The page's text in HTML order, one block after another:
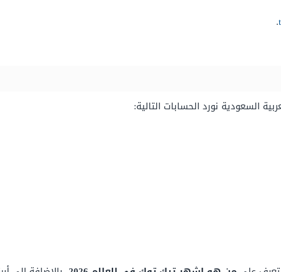
.
السعودية نورد الحسابات التالية: